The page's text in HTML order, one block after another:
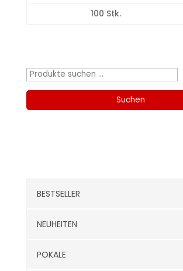
100 Stk.
Suchen
Suchen
BESTSELLER
NEUHEITEN
POKALE